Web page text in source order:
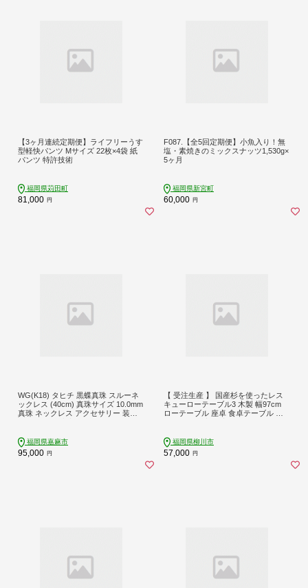
【3ヶ月連続定期便】ライフリーうす
型軽快パンツ Mサイズ 22枚×4袋 紙
パンツ 特許技術
福岡県苅田町
81,000 円
F087.【全5回定期便】小魚入り！無
塩・素焼きのミックスナッツ1,530g×
5ヶ月
福岡県新宮町
60,000 円
WG(K18) タヒチ 黒蝶真珠 スルーネ
ックレス (40cm) 真珠サイズ 10.0mm
真珠 ネックレス アクセサリー 装飾
福岡県嘉麻市
95,000 円
【 受注生産 】 国産杉を使ったレス
キューローテーブル3 木製 幅97cm
ローテーブル 座卓 食卓テーブル ち
福岡県柳川市
57,000 円